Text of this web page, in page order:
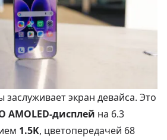
экран девайса. Это
AMOLED-дисплей на 6.3
1.5K, цветопередачей 68